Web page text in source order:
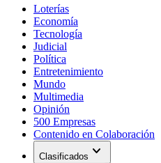
Loterías
Economía
Tecnología
Judicial
Política
Entretenimiento
Mundo
Multimedia
Opinión
500 Empresas
Contenido en Colaboración
Clasificados expand_more